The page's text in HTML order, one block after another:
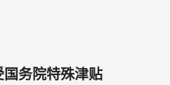
国务院特殊津贴